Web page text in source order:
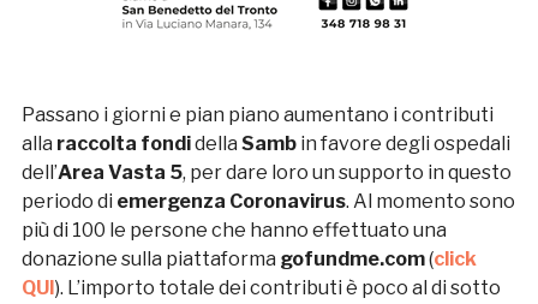
Passano i giorni e pian piano aumentano i contributi
alla raccolta fondidella Sambin favore degli ospedali
dell’Area Vasta 5, per dare loro un supporto in questo
periodo di emergenza Coronavirus. Al momento sono
più di 100 le persone che hanno effettuato una
donazione sulla piattaforma gofundme.com(click
QUI ). L’importo totale dei contributi è poco al di sotto